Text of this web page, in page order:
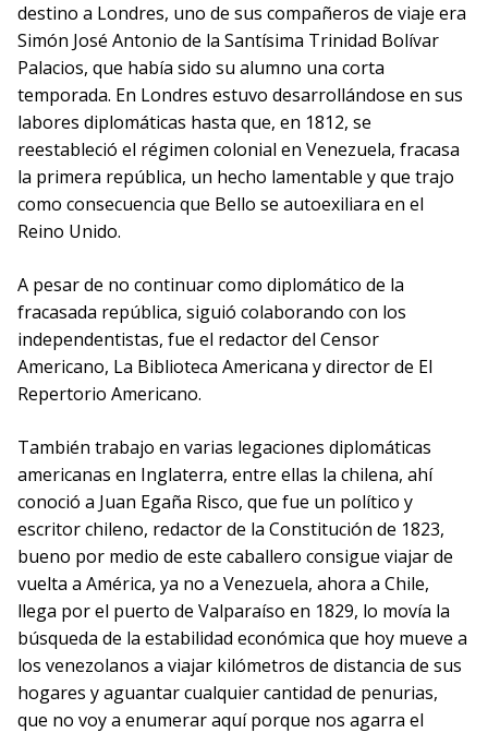
destino a Londres, uno de sus compañeros de viaje era
Simón José Antonio de la Santísima Trinidad Bolívar
Palacios, que había sido su alumno una corta
temporada. En Londres estuvo desarrollándose en sus
labores diplomáticas hasta que, en 1812, se
reestableció el régimen colonial en Venezuela, fracasa
la primera república, un hecho lamentable y que trajo
como consecuencia que Bello se autoexiliara en el
Reino Unido.
A pesar de no continuar como diplomático de la
fracasada república, siguió colaborando con los
independentistas, fue el redactor del Censor
Americano, La Biblioteca Americana y director de El
Repertorio Americano.
También trabajo en varias legaciones diplomáticas
americanas en Inglaterra, entre ellas la chilena, ahí
conoció a Juan Egaña Risco, que fue un político y
escritor chileno, redactor de la Constitución de 1823,
bueno por medio de este caballero consigue viajar de
vuelta a América, ya no a Venezuela, ahora a Chile,
llega por el puerto de Valparaíso en 1829, lo movía la
búsqueda de la estabilidad económica que hoy mueve a
los venezolanos a viajar kilómetros de distancia de sus
hogares y aguantar cualquier cantidad de penurias,
que no voy a enumerar aquí porque nos agarra el